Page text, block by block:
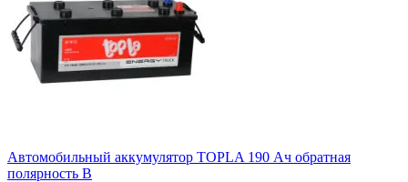
Автомобильный аккумулятор TOPLA 190 Ач обратная
полярность B